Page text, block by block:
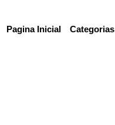
Pagina Inicial Categorias